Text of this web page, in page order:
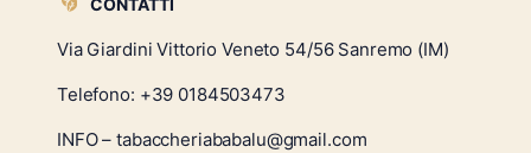
CONTATTI
Via Giardini Vittorio Veneto 54/56 Sanremo (IM)
Telefono: +39 0184503473
INFO – tabaccheriababalu@gmail.com